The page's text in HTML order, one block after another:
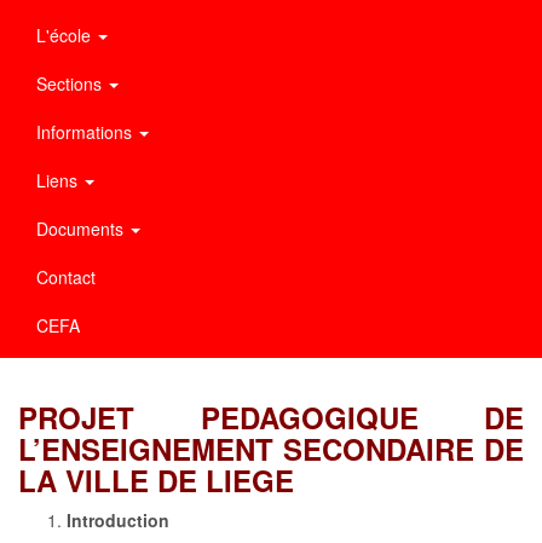
L'école
Sections
Informations
Liens
Documents
Contact
CEFA
PROJET PEDAGOGIQUE DE
L’ENSEIGNEMENT SECONDAIRE DE
LA VILLE DE LIEGE
Introduction